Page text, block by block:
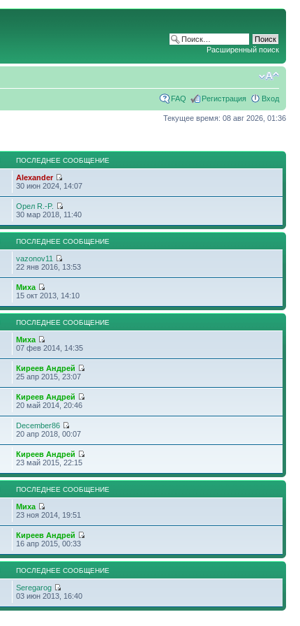
Расширенный поиск
FAQ Регистрация Вход
Текущее время: 08 авг 2026, 01:36
ПОСЛЕДНЕЕ СООБЩЕНИЕ
Alexander
30 июн 2024, 14:07
Орел R.-P.
30 мар 2018, 11:40
ПОСЛЕДНЕЕ СООБЩЕНИЕ
vazonov11
22 янв 2016, 13:53
Миха
15 окт 2013, 14:10
ПОСЛЕДНЕЕ СООБЩЕНИЕ
Миха
07 фев 2014, 14:35
Киреев Андрей
25 апр 2015, 23:07
Киреев Андрей
20 май 2014, 20:46
December86
20 апр 2018, 00:07
Киреев Андрей
23 май 2015, 22:15
ПОСЛЕДНЕЕ СООБЩЕНИЕ
Миха
23 ноя 2014, 19:51
Киреев Андрей
16 апр 2015, 00:33
ПОСЛЕДНЕЕ СООБЩЕНИЕ
Seregarog
03 июн 2013, 16:40